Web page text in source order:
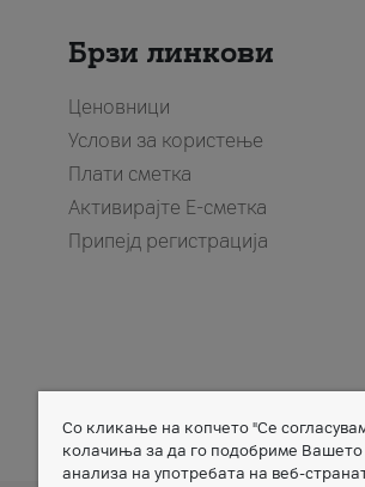
Брзи линкови
Ценовници
Услови за користење
Плати сметка
Активирајте Е-сметка
Припејд регистрација
Member of
Со кликање на копчето "Се
колачиња за да го подобриме Вашето
анализа на употребата на веб-